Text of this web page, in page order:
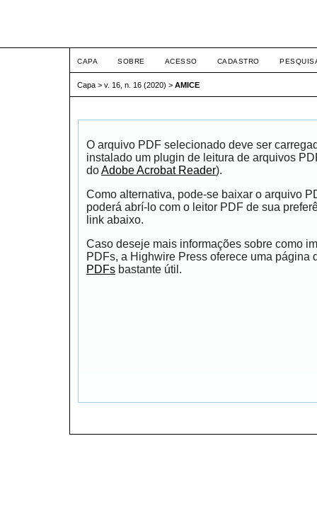
CAPA SOBRE ACESSO CADASTRO
Capa > v. 16, n. 16 (2020) > AMICE
O arquivo PDF selecionado deve ser
instalado um plugin de leitura de arquivos
doAdobe Acrobat Reader).
Como alternativa, pode-se baixar o arquivo
poderá abrí-lo com o leitor PDF de sua
link abaixo.
Caso deseje mais informações sobre como
PDFs, a Highwire Press oferece uma página
PDFs bastante útil.